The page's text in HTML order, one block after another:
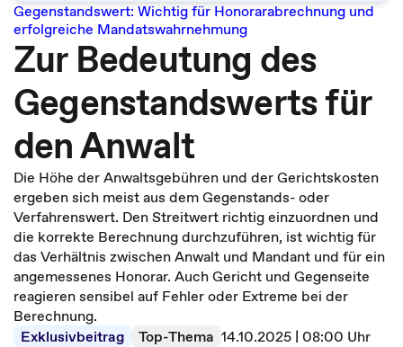
Gegenstandswert: Wichtig für Honorarabrechnung und
erfolgreiche Mandatswahrnehmung
Zur Bedeutung des
Gegenstandswerts für
den Anwalt
Die Höhe der Anwaltsgebühren und der Gerichtskosten
ergeben sich meist aus dem Gegenstands- oder
Verfahrenswert. Den Streitwert richtig einzuordnen und
die korrekte Berechnung durchzuführen, ist wichtig für
das Verhältnis zwischen Anwalt und Mandant und für ein
angemessenes Honorar. Auch Gericht und Gegenseite
reagieren sensibel auf Fehler oder Extreme bei der
Berechnung.
Exklusivbeitrag
Top-Thema 14.10.2025 | 08:00 Uhr